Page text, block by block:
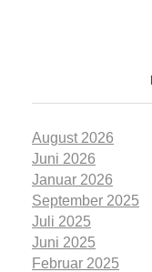
August 2026
Juni 2026
Januar 2026
September 2025
Juli 2025
Juni 2025
Februar 2025